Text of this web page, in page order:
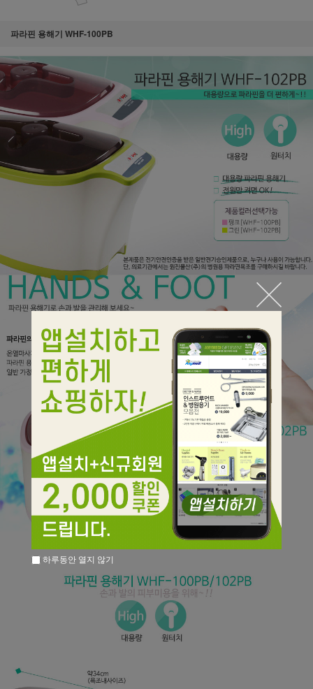
파라핀 용해기 WHF-100PB
하루동안 열지 않기